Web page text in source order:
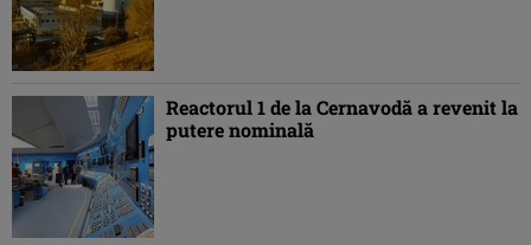
Reactorul 1 de la Cernavodă a revenit la
putere nominală